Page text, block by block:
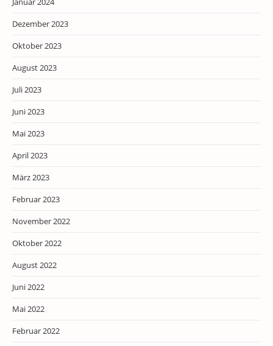
Dezember 2023
Oktober 2023
August 2023
Juli 2023
Juni 2023
Mai 2023
April 2023
März 2023
Februar 2023
November 2022
Oktober 2022
August 2022
Juni 2022
Mai 2022
Februar 2022